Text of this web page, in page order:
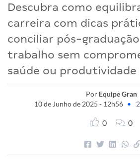
Descubra como
carreira com dicas
conciliar pós-
trabalho sem
saúde ou produtividade
Por Equipe Gran
10 de Junho de 2025 - 12h56 •
0 0